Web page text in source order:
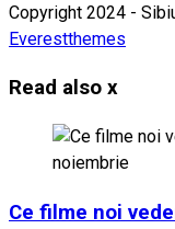
Copyright 2024 -
Everestthemes
Read also x
Ce filme noi